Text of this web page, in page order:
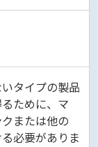
タイプの製品
ために、マ
または他の
必要がありま